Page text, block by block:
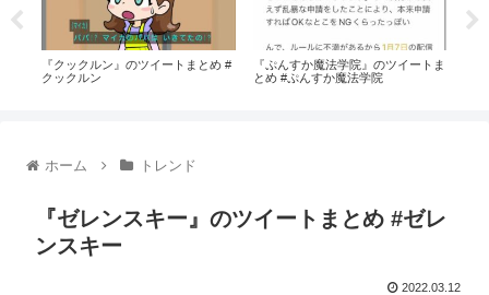
『クックルン』のツイートまとめ #
クックルン
『ぷんすか魔法学院』のツイートま
とめ #ぷんすか魔法学院
ホーム トレンド
『ゼレンスキー』のツイートまとめ #ゼレ
ンスキー
2022.03.12